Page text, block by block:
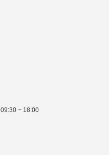
09:30 ~ 18:00